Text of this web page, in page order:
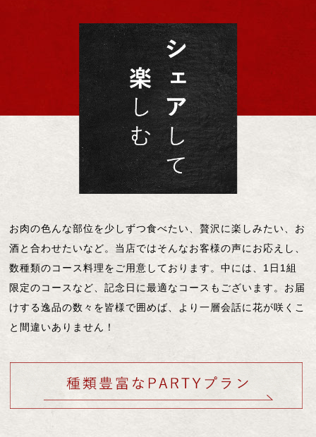
お肉の色んな部位を少しずつ食べたい、贅沢に楽しみたい、お
酒と合わせたいなど。当店ではそんなお客様の声にお応えし、
数種類のコース料理をご用意しております。中には、1日1組
限定のコースなど、記念日に最適なコースもございます。お届
けする逸品の数々を皆様で囲めば、より一層会話に花が咲くこ
と間違いありません！